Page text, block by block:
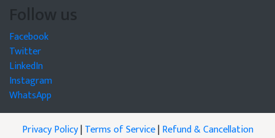
Follow us
Facebook
Twitter
LinkedIn
Instagram
WhatsApp
Privacy Policy|Terms of Service|Refund & Cancellation